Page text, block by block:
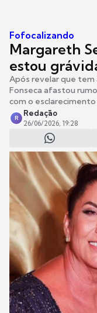
Fofocalizando
Margareth
estou
Após revelar que tem
Fonseca afastou
com o esclarecimento
R
Redação
26/06/2026, 19:28